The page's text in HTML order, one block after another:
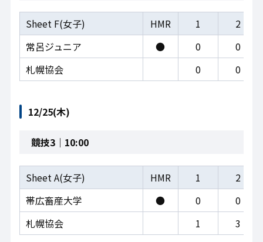
Sheet F(女子) HMR 1
2
常呂ジュニア
● 0
0
札幌協会
0 0
12/25(木)
競技3｜10:00
Sheet A(女子) HMR 1
2
帯広畜産大学
● 0
0
札幌協会
1 3